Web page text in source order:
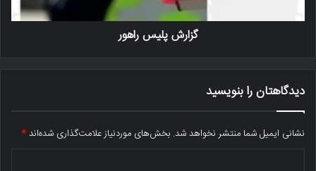
گزارش پلیس راهور
دیدگاهتان را بنویسید
نشانی ایمیل شما منتشر نخواهد شد. بخش‌های موردنیاز علامت‌گذاری شده‌اند*